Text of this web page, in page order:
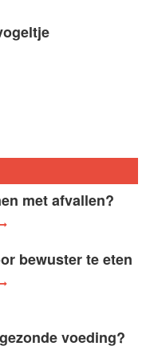
met afvallen?
bewuster te eten
voeding?